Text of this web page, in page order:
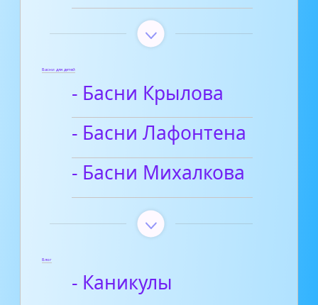
Басни для детей
- Басни Крылова
- Басни Лафонтена
- Басни Михалкова
Блог
- Каникулы